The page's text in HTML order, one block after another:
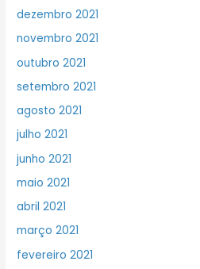
dezembro 2021
novembro 2021
outubro 2021
setembro 2021
agosto 2021
julho 2021
junho 2021
maio 2021
abril 2021
março 2021
fevereiro 2021